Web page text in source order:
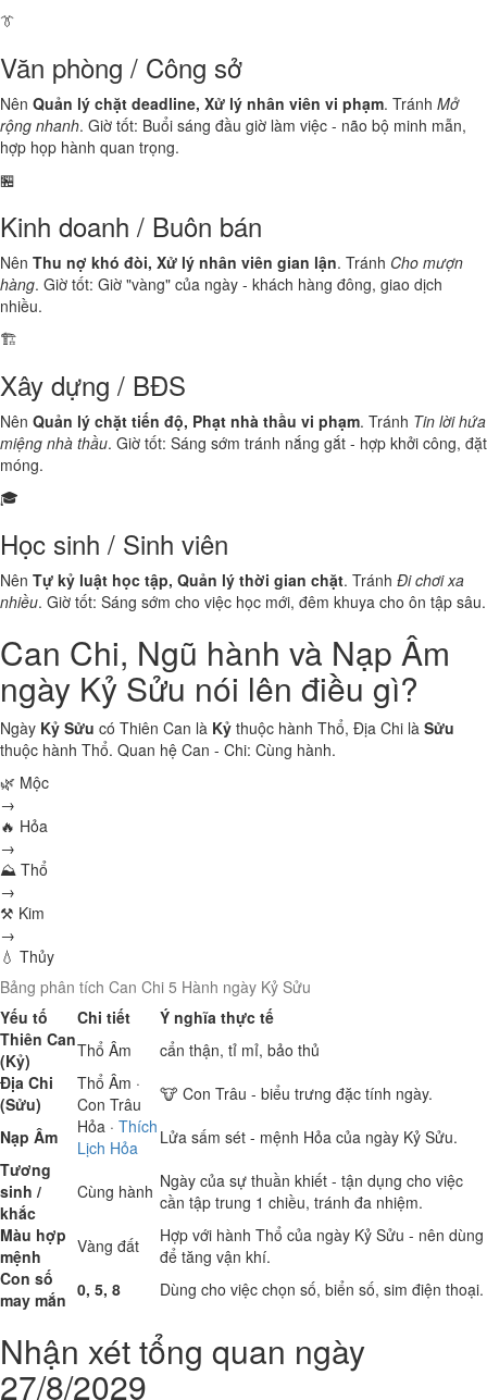
👔
Văn phòng / Công sở
Nên Quản lý chặt deadline, Xử lý nhân viên vi phạm. Tránh Mở
rộng nhanh. Giờ tốt: Buổi sáng đầu giờ làm việc - não bộ minh mẫn,
hợp họp hành quan trọng.
🏪
Kinh doanh / Buôn bán
Nên Thu nợ khó đòi, Xử lý nhân viên gian lận. Tránh Cho mượn
hàng. Giờ tốt: Giờ "vàng" của ngày - khách hàng đông, giao dịch
nhiều.
🏗️
Xây dựng / BĐS
Nên Quản lý chặt tiến độ, Phạt nhà thầu vi phạm. Tránh Tin lời hứa
miệng nhà thầu. Giờ tốt: Sáng sớm tránh nắng gắt - hợp khởi công, đặt
móng.
🎓
Học sinh / Sinh viên
Nên Tự kỷ luật học tập, Quản lý thời gian chặt. Tránh Đi chơi xa
nhiều. Giờ tốt: Sáng sớm cho việc học mới, đêm khuya cho ôn tập sâu.
Can Chi, Ngũ hành và Nạp Âm
ngày Kỷ Sửu nói lên điều gì?
Ngày Kỷ Sửu có Thiên Can là Kỷ thuộc hành Thổ, Địa Chi là Sửu
thuộc hành Thổ. Quan hệ Can - Chi: Cùng hành.
🌿 Mộc
→
🔥 Hỏa
→
⛰ Thổ
→
⚒ Kim
→
💧 Thủy
Bảng phân tích Can Chi 5 Hành ngày Kỷ Sửu
Yếu tố
Chi tiết
Ý nghĩa thực tế
Thiên Can
(Kỷ)
Thổ Âm
cẩn thận, tỉ mỉ, bảo thủ
Địa Chi
(Sửu)
Thổ Âm ·
Con Trâu
🐮 Con Trâu - biểu trưng đặc tính ngày.
Nạp Âm
Hỏa · Thích
Lịch Hỏa
Lửa sấm sét - mệnh Hỏa của ngày Kỷ Sửu.
Tương
sinh /
khắc
Cùng hành Ngày của sự thuần khiết - tận dụng cho việc
cần tập trung 1 chiều, tránh đa nhiệm.
Màu hợp
mệnh
Vàng đất
Hợp với hành Thổ của ngày Kỷ Sửu - nên dùng
để tăng vận khí.
Con số
may mắn 0, 5, 8 Dùng cho việc chọn số, biển số, sim điện thoại.
Nhận xét tổng quan ngày
27/8/2029